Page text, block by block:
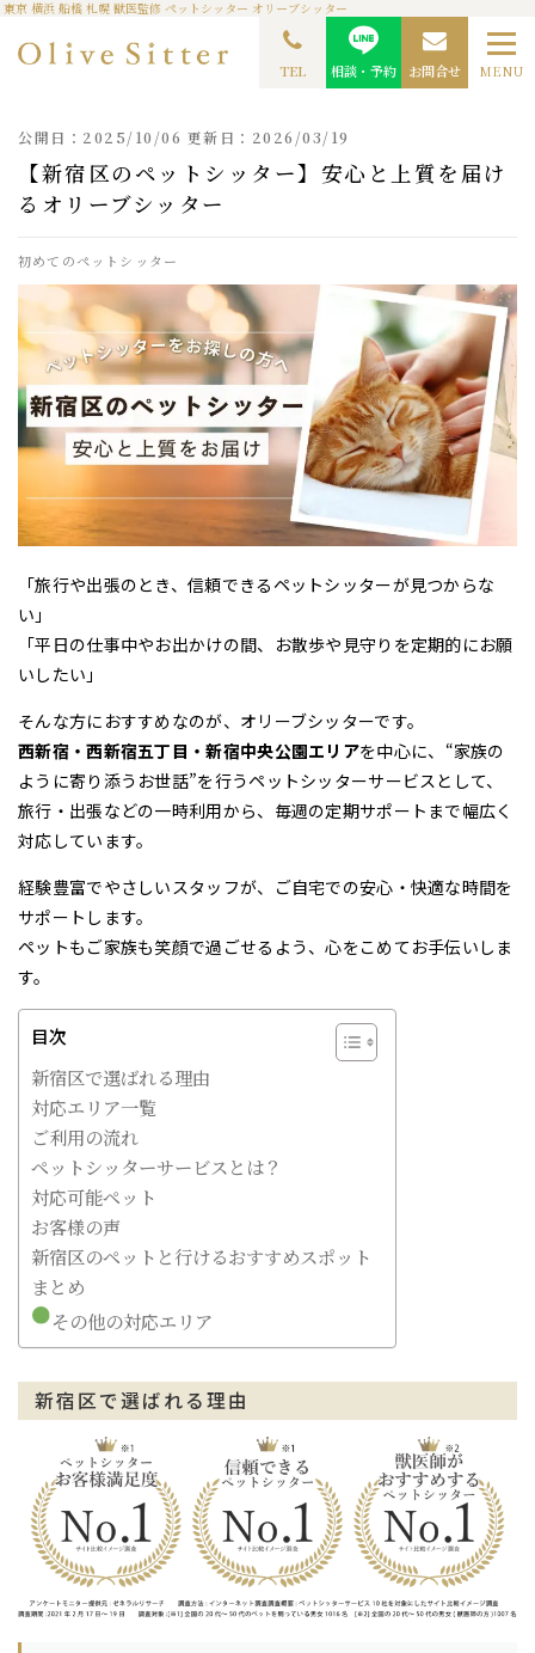
東京 横浜 船橋 札幌 獣医監修 ペットシッター オリーブシッター
MENU
TEL 相談・予約 お問合せ
【新宿区のペットシッター】安心と上質を届けるオリー
ブシッター
公開日：2025/10/06 更新日：2026/03/19
【新宿区のペットシッター】安心と上質を届け
るオリーブシッター
初めてのペットシッター
「旅行や出張のとき、信頼できるペットシッターが見つからな
い」
「平日の仕事中やお出かけの間、お散歩や見守りを定期的にお願
いしたい」
そんな方におすすめなのが、オリーブシッターです。
西新宿・西新宿五丁目・新宿中央公園エリアを中心に、“家族の
ように寄り添うお世話”を行うペットシッターサービスとして、
旅行・出張などの一時利用から、毎週の定期サポートまで幅広く
対応しています。
経験豊富でやさしいスタッフが、ご自宅での安心・快適な時間を
サポートします。
ペットもご家族も笑顔で過ごせるよう、心をこめてお手伝いしま
す。
目次
新宿区で選ばれる理由
対応エリア一覧
ご利用の流れ
ペットシッターサービスとは？
対応可能ペット
お客様の声
新宿区のペットと行けるおすすめスポット
まとめ
その他の対応エリア
新宿区で選ばれる理由